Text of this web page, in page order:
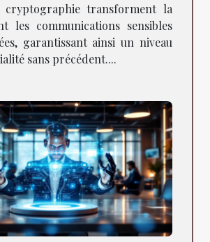
cryptographie transforment la
les communications sensibles
garantissant ainsi un niveau
sans précédent....